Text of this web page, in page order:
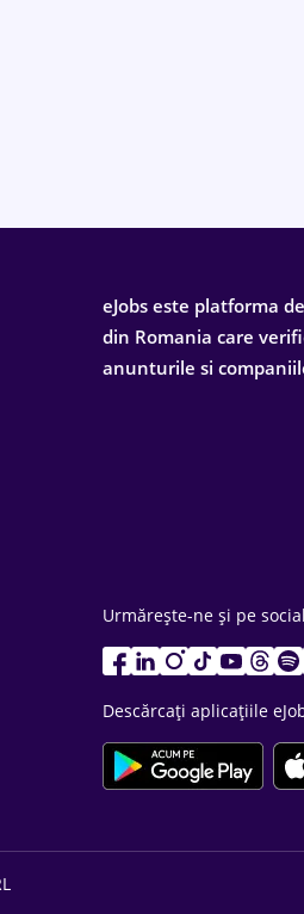
eJobs este platforma
din Romania care
anunturile si
Urmărește-ne și pe
Descărcați aplicațiile